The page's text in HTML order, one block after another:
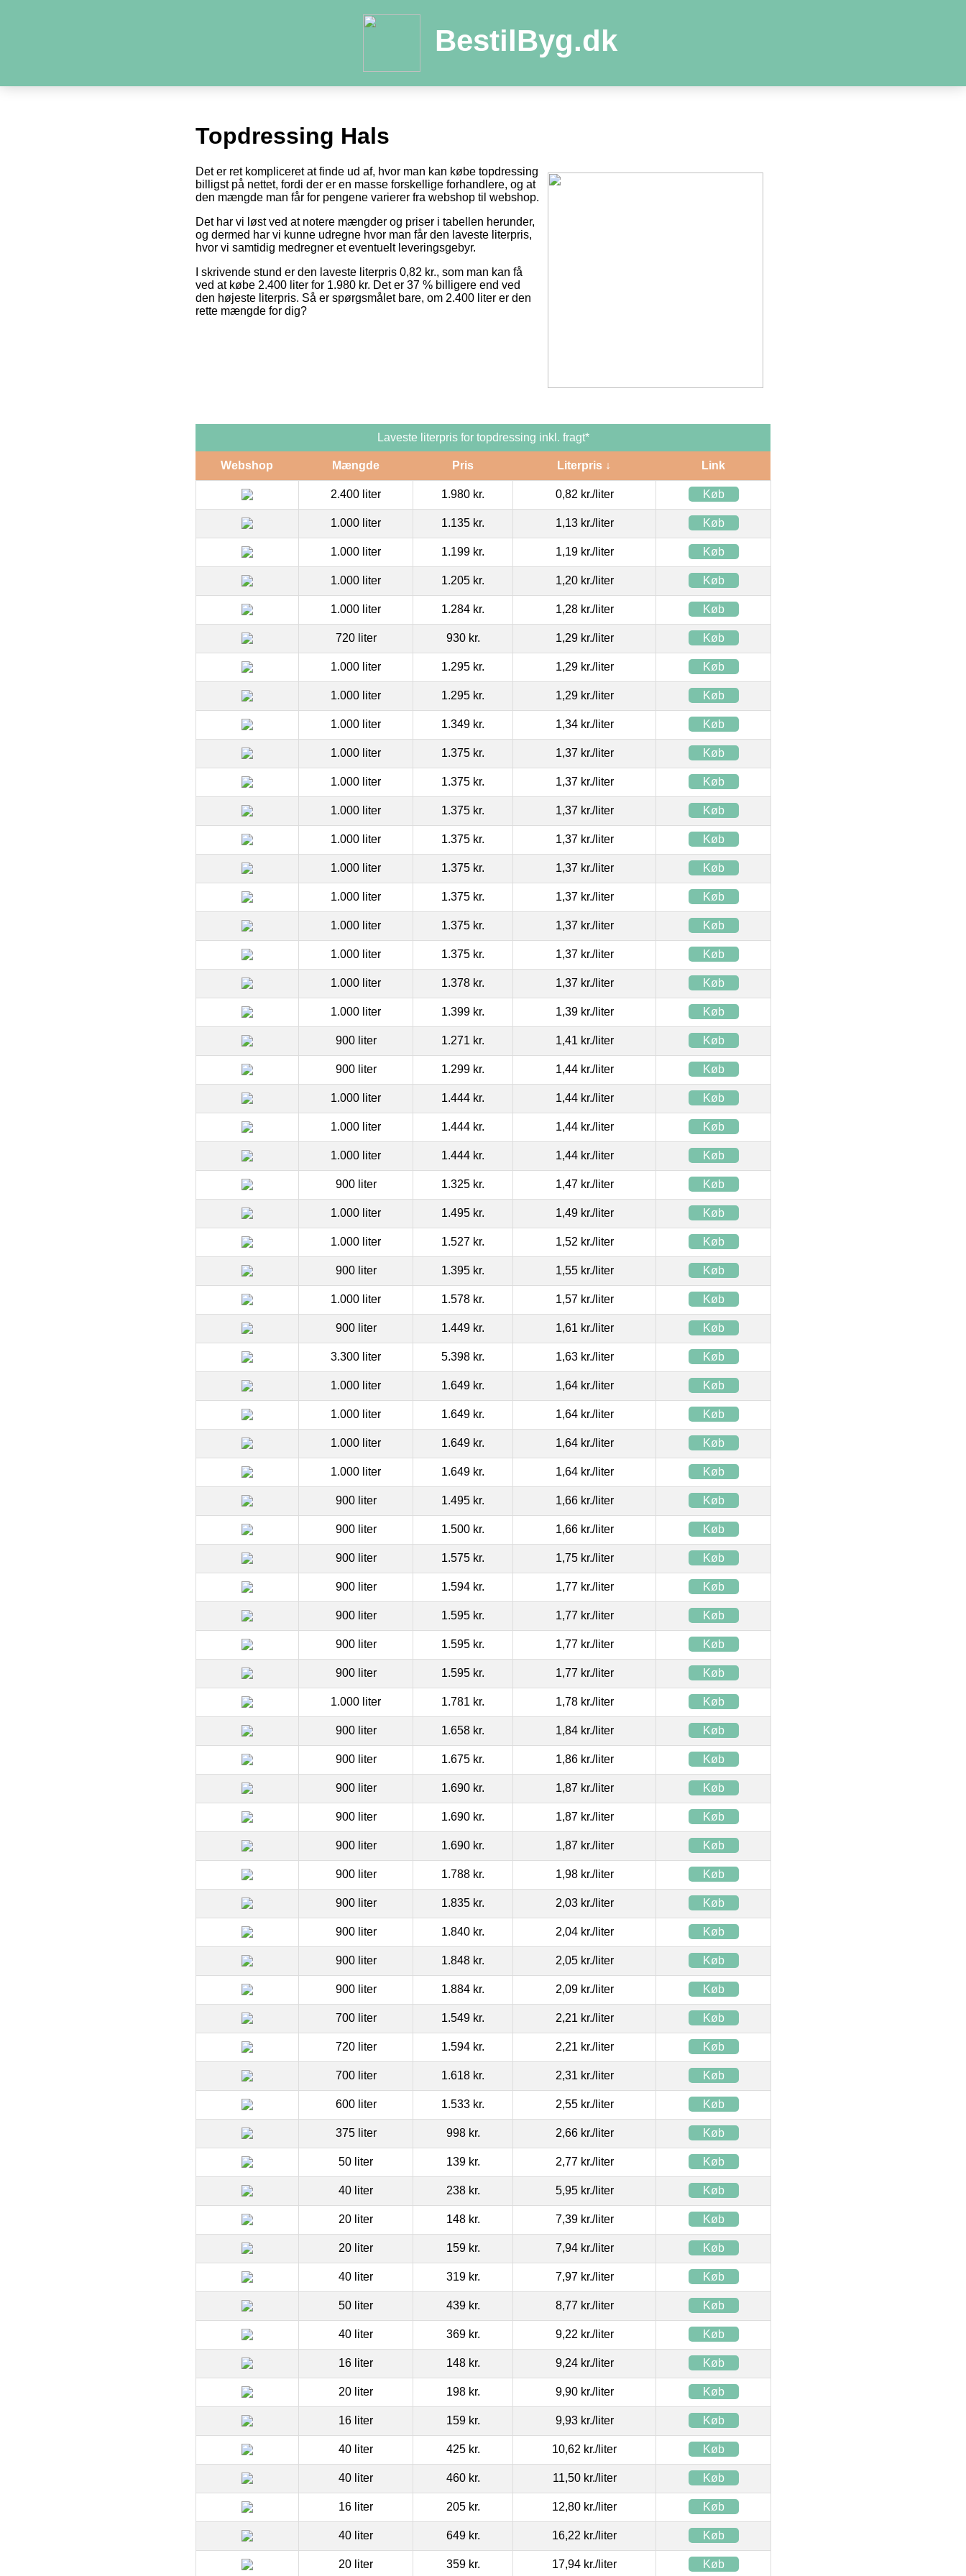
BestilByg.dk
Topdressing Hals
Det er ret kompliceret at finde ud af, hvor man kan købe topdressing
billigst på nettet, fordi der er en masse forskellige forhandlere, og at
den mængde man får for pengene varierer fra webshop til webshop.
Det har vi løst ved at notere mængder og priser i tabellen herunder,
og dermed har vi kunne udregne hvor man får den laveste literpris,
hvor vi samtidig medregner et eventuelt leveringsgebyr.
I skrivende stund er den laveste literpris 0,82 kr., som man kan få
ved at købe 2.400 liter for 1.980 kr. Det er 37 % billigere end ved
den højeste literpris. Så er spørgsmålet bare, om 2.400 liter er den
rette mængde for dig?
Laveste literpris for topdressing inkl. fragt*
Webshop Mængde Pris Literpris ↓ Link
2.400 liter 1.980 kr. 0,82 kr./liter Køb
1.000 liter 1.135 kr. 1,13 kr./liter Køb
1.000 liter 1.199 kr. 1,19 kr./liter Køb
1.000 liter 1.205 kr. 1,20 kr./liter Køb
1.000 liter 1.284 kr. 1,28 kr./liter Køb
720 liter 930 kr. 1,29 kr./liter Køb
1.000 liter 1.295 kr. 1,29 kr./liter Køb
1.000 liter 1.295 kr. 1,29 kr./liter Køb
1.000 liter 1.349 kr. 1,34 kr./liter Køb
1.000 liter 1.375 kr. 1,37 kr./liter Køb
1.000 liter 1.375 kr. 1,37 kr./liter Køb
1.000 liter 1.375 kr. 1,37 kr./liter Køb
1.000 liter 1.375 kr. 1,37 kr./liter Køb
1.000 liter 1.375 kr. 1,37 kr./liter Køb
1.000 liter 1.375 kr. 1,37 kr./liter Køb
1.000 liter 1.375 kr. 1,37 kr./liter Køb
1.000 liter 1.375 kr. 1,37 kr./liter Køb
1.000 liter 1.378 kr. 1,37 kr./liter Køb
1.000 liter 1.399 kr. 1,39 kr./liter Køb
900 liter 1.271 kr. 1,41 kr./liter Køb
900 liter 1.299 kr. 1,44 kr./liter Køb
1.000 liter 1.444 kr. 1,44 kr./liter Køb
1.000 liter 1.444 kr. 1,44 kr./liter Køb
1.000 liter 1.444 kr. 1,44 kr./liter Køb
900 liter 1.325 kr. 1,47 kr./liter Køb
1.000 liter 1.495 kr. 1,49 kr./liter Køb
1.000 liter 1.527 kr. 1,52 kr./liter Køb
900 liter 1.395 kr. 1,55 kr./liter Køb
1.000 liter 1.578 kr. 1,57 kr./liter Køb
900 liter 1.449 kr. 1,61 kr./liter Køb
3.300 liter 5.398 kr. 1,63 kr./liter Køb
1.000 liter 1.649 kr. 1,64 kr./liter Køb
1.000 liter 1.649 kr. 1,64 kr./liter Køb
1.000 liter 1.649 kr. 1,64 kr./liter Køb
1.000 liter 1.649 kr. 1,64 kr./liter Køb
900 liter 1.495 kr. 1,66 kr./liter Køb
900 liter 1.500 kr. 1,66 kr./liter Køb
900 liter 1.575 kr. 1,75 kr./liter Køb
900 liter 1.594 kr. 1,77 kr./liter Køb
900 liter 1.595 kr. 1,77 kr./liter Køb
900 liter 1.595 kr. 1,77 kr./liter Køb
900 liter 1.595 kr. 1,77 kr./liter Køb
1.000 liter 1.781 kr. 1,78 kr./liter Køb
900 liter 1.658 kr. 1,84 kr./liter Køb
900 liter 1.675 kr. 1,86 kr./liter Køb
900 liter 1.690 kr. 1,87 kr./liter Køb
900 liter 1.690 kr. 1,87 kr./liter Køb
900 liter 1.690 kr. 1,87 kr./liter Køb
900 liter 1.788 kr. 1,98 kr./liter Køb
900 liter 1.835 kr. 2,03 kr./liter Køb
900 liter 1.840 kr. 2,04 kr./liter Køb
900 liter 1.848 kr. 2,05 kr./liter Køb
900 liter 1.884 kr. 2,09 kr./liter Køb
700 liter 1.549 kr. 2,21 kr./liter Køb
720 liter 1.594 kr. 2,21 kr./liter Køb
700 liter 1.618 kr. 2,31 kr./liter Køb
600 liter 1.533 kr. 2,55 kr./liter Køb
375 liter 998 kr. 2,66 kr./liter Køb
50 liter 139 kr. 2,77 kr./liter Køb
40 liter 238 kr. 5,95 kr./liter Køb
20 liter 148 kr. 7,39 kr./liter Køb
20 liter 159 kr. 7,94 kr./liter Køb
40 liter 319 kr. 7,97 kr./liter Køb
50 liter 439 kr. 8,77 kr./liter Køb
40 liter 369 kr. 9,22 kr./liter Køb
16 liter 148 kr. 9,24 kr./liter Køb
20 liter 198 kr. 9,90 kr./liter Køb
16 liter 159 kr. 9,93 kr./liter Køb
40 liter 425 kr. 10,62 kr./liter Køb
40 liter 460 kr. 11,50 kr./liter Køb
16 liter 205 kr. 12,80 kr./liter Køb
40 liter 649 kr. 16,22 kr./liter Køb
20 liter 359 kr. 17,94 kr./liter Køb